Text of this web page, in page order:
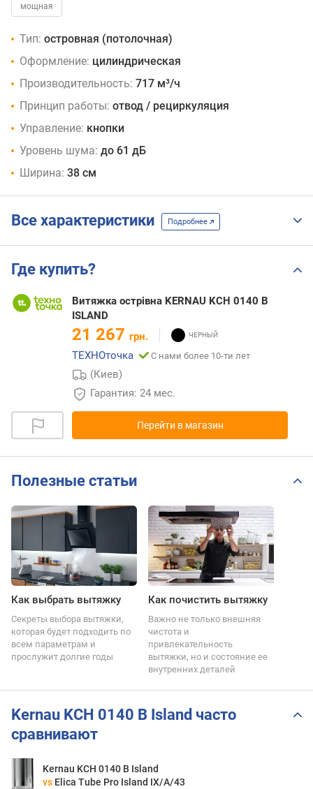
мощная
Тип: островная (потолочная)
Оформление: цилиндрическая
Производительность: 717 м³/ч
Принцип работы: отвод / рециркуляция
Управление: кнопки
Уровень шума: до 61 дБ
Ширина: 38 см
Все характеристики Подробнее
Где купить?
Витяжка острівна KERNAU KCH 0140 B
ISLAND
21 267 грн.
ТЕХНОточка
С нами более 10-ти лет
(Киев)
Гарантия: 24 мес.
Перейти в магазин
Полезные статьи
Как выбрать вытяжку
Секреты выбора вытяжки,
которая будет подходить по
всем параметрам и
прослужит долгие годы
Как почистить вытяжку
Важно не только внешняя
чистота и
привлекательность
вытяжки, но и состояние ее
внутренних деталей
Kernau KCH 0140 B Island часто
сравнивают
Kernau KCH 0140 B Island
vs Elica Tube Pro Island IX/A/43